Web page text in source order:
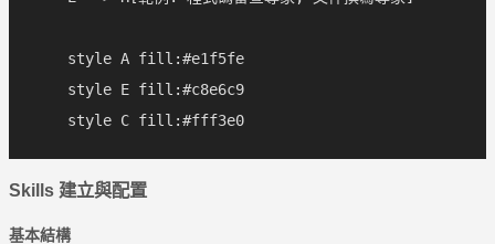
    style A fill:#e1f5fe
    style E fill:#c8e6c9
Skills 建立與配置
基本結構